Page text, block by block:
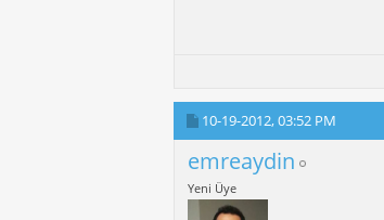
10-19-2012,03:52 PM
emreaydin
Yeni Üye